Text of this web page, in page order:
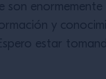
son
y
estar